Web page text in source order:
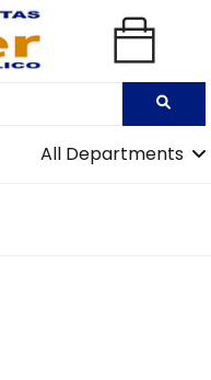
All Departments